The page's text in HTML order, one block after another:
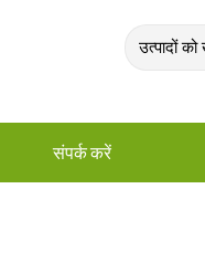
संपर्क करें